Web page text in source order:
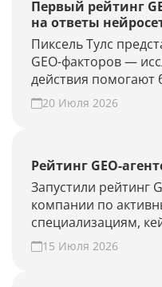
Первый рейтинг
на ответы
Пиксель Тулс
GEO-факторов —
действия помогают
ответы нейросетей.
20 Июля 2026
Рейтинг GEO-
Запустили рейтинг
компании по
специализациям,
подрядчика для
Алисе AI и Perplexity
15 Июля 2026